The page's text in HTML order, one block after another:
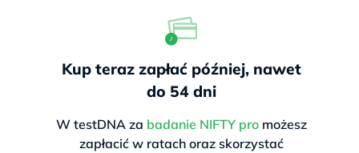
Kup teraz zapłać później, nawet
do 54 dni
W testDNA za badanie NIFTY promożesz
zapłacić w ratach oraz skorzystać